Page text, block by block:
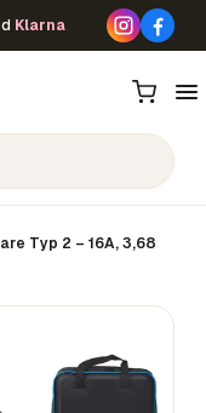
Klarna
Typ 2 – 16A, 3,68